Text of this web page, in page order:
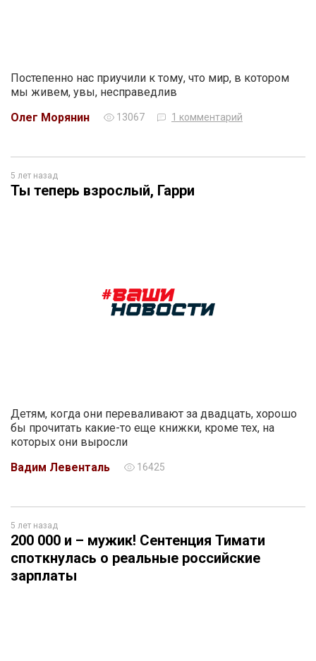
Постепенно нас приучили к тому, что мир, в котором
мы живем, увы, несправедлив
Олег Морянин
13067 1 комментарий
5 лет назад
Ты теперь взрослый, Гарри
Детям, когда они переваливают за двадцать, хорошо
бы прочитать какие-то еще книжки, кроме тех, на
которых они выросли
Вадим Левенталь
16425
5 лет назад
200 000 и – мужик! Сентенция Тимати
споткнулась о реальные российские
зарплаты